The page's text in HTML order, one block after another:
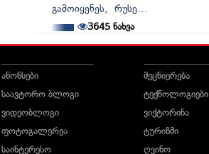
გამოიყენეს, რუსე...
3645 ნახვა
ანონსები
საავტორო ბლოგი
ვიდეობლოგი
ფოტოგალერეა
საინტერესო
მეცნიერება
ტექნოლოგიები
ვიქტორინა
ტურიზმი
ღვინო